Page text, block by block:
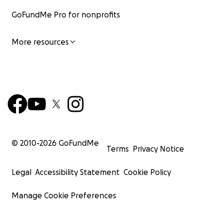
GoFundMe Pro for nonprofits
More resources
© 2010-2026 GoFundMe
Terms Privacy Notice
Legal Accessibility Statement Cookie Policy
Manage Cookie Preferences